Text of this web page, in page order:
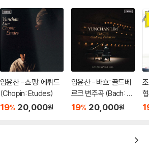
임윤찬 - 쇼팽: 에튀드
(Chopin: Etudes)
19% 20,000원
임윤찬 - 바흐: 골드베
르크 변주곡 (Bach: G
oldberg Variations)
19% 20,000원